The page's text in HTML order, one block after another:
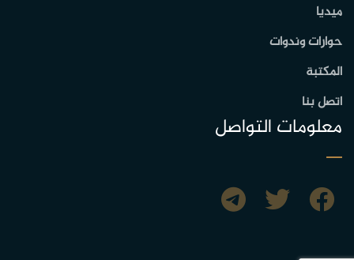
ميديا
حوارات وندوات
المكتبة
اتصل بنا
معلومات التواصل